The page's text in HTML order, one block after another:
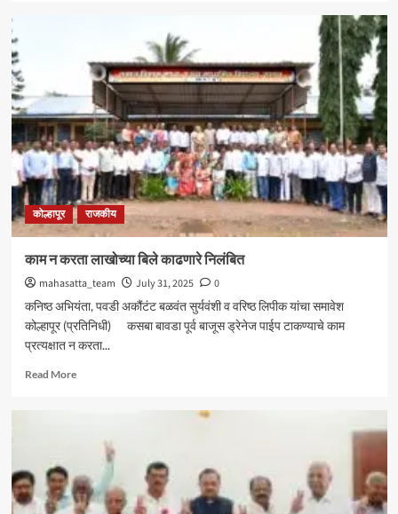
आगमनाने
भाजप
पक्षाला
अधिक
बळ
ः
आमदार
शशिकला
जोल्ले_
कोल्हापूर राजकीय
काम न करता लाखोच्या बिले काढणारे निलंबित
mahasatta_team July 31, 2025
0
कनिष्ठ अभियंता, पवडी अकौंटंट बळवंत सुर्यवंशी व वरिष्ठ लिपीक यांचा समावेश
कोल्हापूर (प्रतिनिधी) कसबा बावडा पूर्व बाजूस ड्रेनेज पाईप टाकण्याचे काम
प्रत्यक्षात न करता...
Read MoreRead
लाखोच्या
बिले
काढणारे